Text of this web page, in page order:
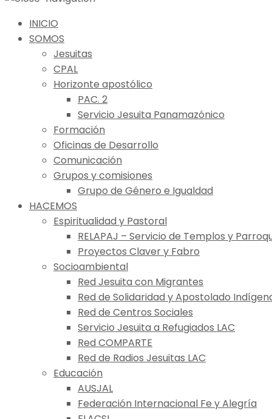
INICIO
SOMOS
Jesuitas
CPAL
Horizonte apostólico
PAC. 2
Servicio Jesuita Panamazónico
Formación
Oficinas de Desarrollo
Comunicación
Grupos y comisiones
Grupo de Género e Igualdad
HACEMOS
Espiritualidad y Pastoral
RELAPAJ – Servicio de Templos y
Proyectos Claver y Fabro
Socioambiental
Red Jesuita con Migrantes
Red de Solidaridad y Apostolado
Red de Centros Sociales
Servicio Jesuita a Refugiados LAC
Red COMPARTE
Red de Radios Jesuitas LAC
Educación
AUSJAL
Federación Internacional Fe y Alegría